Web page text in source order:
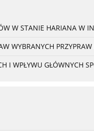
W STANIE HARIANA W
WYBRANYCH
I WPŁYWU GŁÓWNYCH